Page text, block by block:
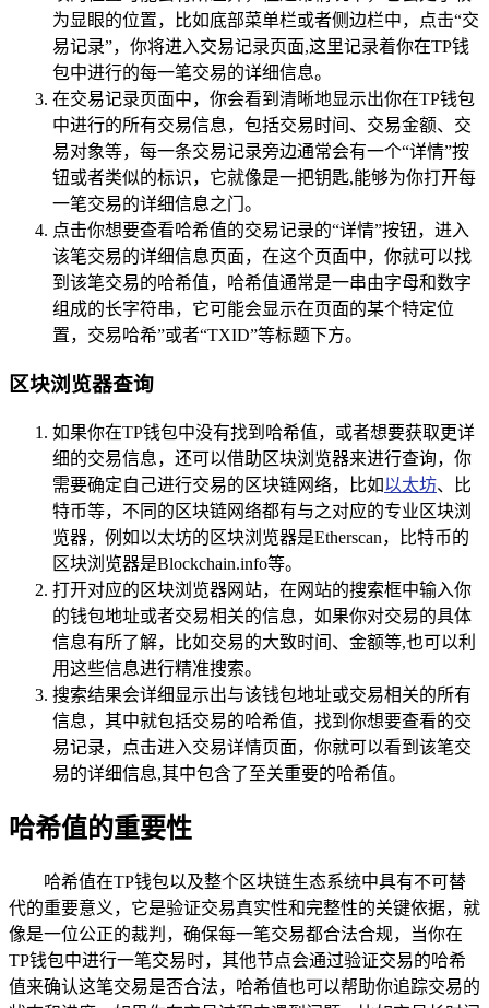
为显眼的位置，比如底部菜单栏或者侧边栏中，点击“交
易记录”，你将进入交易记录页面,这里记录着你在TP钱
包中进行的每一笔交易的详细信息。
在交易记录页面中，你会看到清晰地显示出你在TP钱包
中进行的所有交易信息，包括交易时间、交易金额、交
易对象等，每一条交易记录旁边通常会有一个“详情”按
钮或者类似的标识，它就像是一把钥匙,能够为你打开每
一笔交易的详细信息之门。
点击你想要查看哈希值的交易记录的“详情”按钮，进入
该笔交易的详细信息页面，在这个页面中，你就可以找
到该笔交易的哈希值，哈希值通常是一串由字母和数字
组成的长字符串，它可能会显示在页面的某个特定位
置，交易哈希”或者“TXID”等标题下方。
区块浏览器查询
如果你在TP钱包中没有找到哈希值，或者想要获取更详
细的交易信息，还可以借助区块浏览器来进行查询，你
需要确定自己进行交易的区块链网络，比如以太坊、比
特币等，不同的区块链网络都有与之对应的专业区块浏
览器，例如以太坊的区块浏览器是Etherscan，比特币的
区块浏览器是Blockchain.info等。
打开对应的区块浏览器网站，在网站的搜索框中输入你
的钱包地址或者交易相关的信息，如果你对交易的具体
信息有所了解，比如交易的大致时间、金额等,也可以利
用这些信息进行精准搜索。
搜索结果会详细显示出与该钱包地址或交易相关的所有
信息，其中就包括交易的哈希值，找到你想要查看的交
易记录，点击进入交易详情页面，你就可以看到该笔交
易的详细信息,其中包含了至关重要的哈希值。
哈希值的重要性
哈希值在TP钱包以及整个区块链生态系统中具有不可替
代的重要意义，它是验证交易真实性和完整性的关键依据，就
像是一位公正的裁判，确保每一笔交易都合法合规，当你在
TP钱包中进行一笔交易时，其他节点会通过验证交易的哈希
值来确认这笔交易是否合法，哈希值也可以帮助你追踪交易的